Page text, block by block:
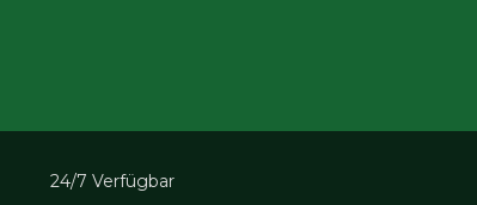
24/7 Verfügbar